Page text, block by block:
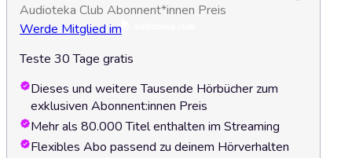
Audioteka Club Abonnent*innen Preis
Werde Mitglied im
Teste 30 Tage gratis
Dieses und weitere Tausende Hörbücher zum
exklusiven Abonnent:innen Preis
Mehr als 80.000 Titel enthalten im Streaming
Flexibles Abo passend zu deinem Hörverhalten